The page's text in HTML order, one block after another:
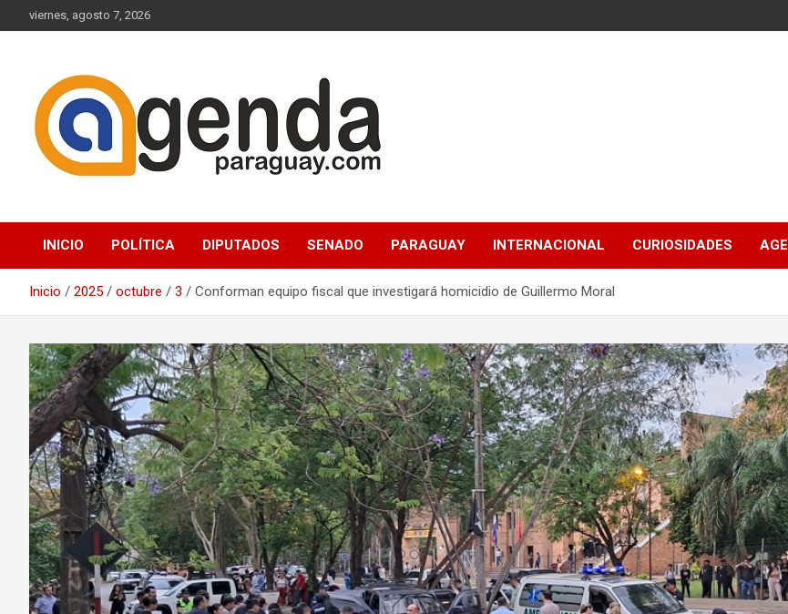
al
viernes, agosto 7, 2026
Agenda Paraguay
INICIO POLÍTICA DIPUTADOS SENADO PARAGUAY INTERNACIONAL CURIOSIDADES
Inicio 2025 octubre 3 Conforman equipo fiscal que investigará homicidio de Guillermo Moral